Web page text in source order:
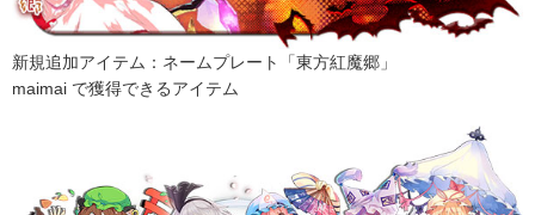
新規追加アイテム：ネームプレート「東方紅魔郷」
maimai で獲得できるアイテム